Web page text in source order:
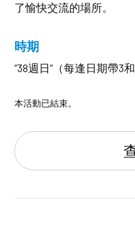
了愉快交流的場所。
時期
“38週日”（每逢日期帶3
本活動已結束。